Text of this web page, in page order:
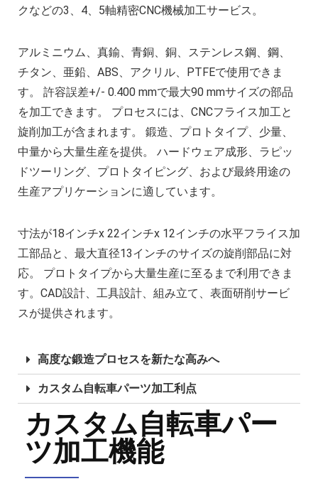
2025年における日本の機械加工業界への影
クなどの3、4、5軸精密CNC機械加工サービス。
アルミニウム、真鍮、青銅、銅、ステンレス鋼、鋼、
チタン、亜鉛、ABS、アクリル、PTFEで使用できま
す。 許容誤差+/- 0.400 mmで最大90 mmサイズの部品
を加工できます。 プロセスには、CNCフライス加工と
旋削加工が含まれます。 鍛造、プロトタイプ、少量、
中量から大量生産を提供。 ハードウェア成形、ラピッ
ドツーリング、プロトタイピング、および最終用途の
生産アプリケーションに適しています。
寸法が18インチx 22インチx 12インチの水平フライス加
工部品と、最大直径13インチのサイズの旋削部品に対
応。 プロトタイプから大量生産に至るまで利用できま
す。CAD設計、工具設計、組み立て、表面研削サービ
スが提供されます。
高度な鍛造プロセスを新たな高みへ
カスタム自転車パーツ加工利点
カスタム自転車パー
ツ加工機能